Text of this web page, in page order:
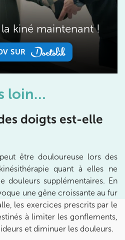
kiné maintenant !
SUR
loin…
doigts est-elle
être douloureuse lors des
quant à elles ne
douleurs supplémentaires. En
une gêne croissante au fur
les exercices prescrits par le
à limiter les gonflements,
et diminuer les douleurs.
Bois-Colombes
ANTONY
92160 Antony
92160 Antony